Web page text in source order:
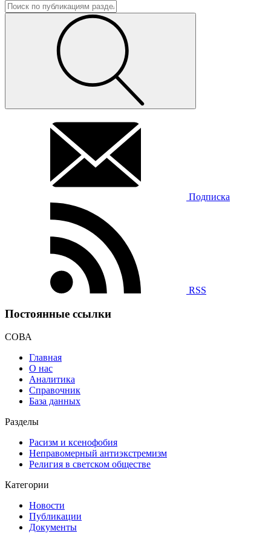
Подписка
RSS
Постоянные ссылки
СОВА
Главная
О нас
Аналитика
Справочник
База данных
Разделы
Расизм и ксенофобия
Неправомерный антиэкстремизм
Религия в светском обществе
Категории
Новости
Публикации
Документы